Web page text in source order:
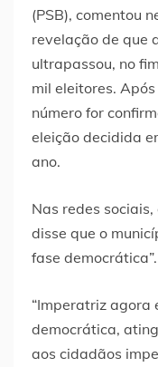
(PSB), comentou
revelação de que
ultrapassou, no
mil eleitores.
número for
eleição decidida
ano.
Nas redes
disse que o
fase democrática”.
“Imperatriz agora
democrática,
aos cidadãos